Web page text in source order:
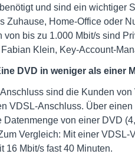
und sind ein wichtiger
Zuhause, Home-Office oder
von bis zu 1.000 Mbit/s sind
Klein, Key-Account-
DVD in weniger als einer
sind die Kunden
VDSL-Anschluss. Über
Datenmenge von einer DVD
Vergleich: Mit einer
16 Mbit/s fast 40 Minuten.